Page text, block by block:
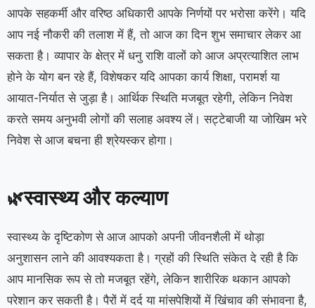
आपके सहकर्मी और वरिष्ठ अधिकारी आपके निर्णयों पर भरोसा करेंगे। यदि
आप नई नौकरी की तलाश में हैं, तो आज का दिन शुभ समाचार लेकर आ
सकता है। व्यापार के क्षेत्र में धनु राशि वालों को आज अप्रत्याशित लाभ
होने के योग बन रहे हैं, विशेषकर यदि आपका कार्य शिक्षा, परामर्श या
आयात-निर्यात से जुड़ा है। आर्थिक स्थिति मजबूत रहेगी, लेकिन निवेश
करते समय अनुभवी लोगों की सलाह अवश्य लें। सट्टेबाजी या जोखिम भरे
निवेश से आज बचना ही श्रेयस्कर होगा।
🌿स्वास्थ्य और कल्याण
स्वास्थ्य के दृष्टिकोण से आज आपको अपनी जीवनशैली में थोड़ा
अनुशासन लाने की आवश्यकता है। ग्रहों की स्थिति संकेत दे रही है कि
आप मानसिक रूप से तो मजबूत रहेंगे, लेकिन शारीरिक थकान आपको
परेशान कर सकती है। पैरों में दर्द या मांसपेशियों में खिंचाव की संभावना है,